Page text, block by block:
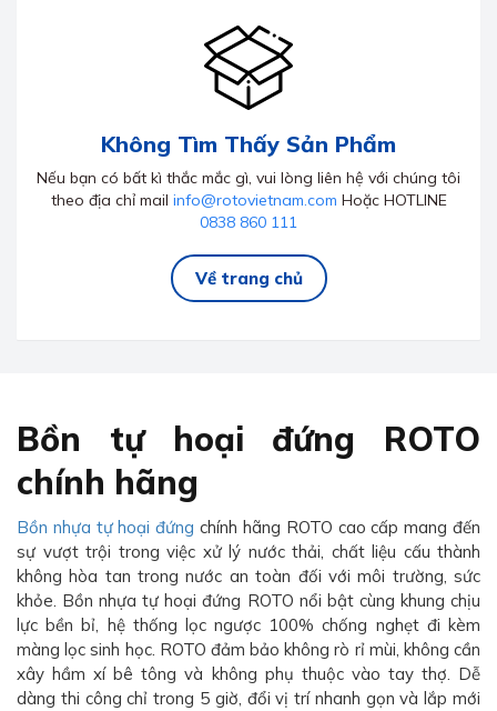
Không Tìm Thấy Sản Phẩm
Nếu bạn có bất kì thắc mắc gì, vui lòng liên hệ với chúng tôi
theo địa chỉ mail info@rotovietnam.com Hoặc HOTLINE
0838 860 111
Về trang chủ
Bồn tự hoại đứng ROTO
chính hãng
Bồn nhựa tự hoại đứng chính hãng ROTO cao cấp mang đến
sự vượt trội trong việc xử lý nước thải, chất liệu cấu thành
không hòa tan trong nước an toàn đối với môi trường, sức
khỏe. Bồn nhựa tự hoại đứng ROTO nổi bật cùng khung chịu
lực bền bỉ, hệ thống lọc ngược 100% chống nghẹt đi kèm
màng lọc sinh học. ROTO đảm bảo không rò rỉ mùi, không cần
xây hầm xí bê tông và không phụ thuộc vào tay thợ. Dễ
dàng thi công chỉ trong 5 giờ, đổi vị trí nhanh gọn và lắp mới